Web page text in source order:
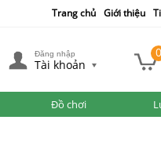
Trang chủ Giới thiệu
Đăng nhập
Tài khoản
0
Đồ chơi